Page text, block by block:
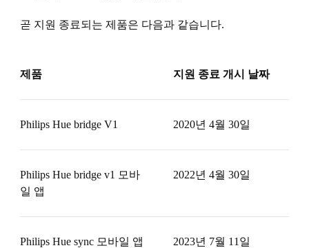
곧 지원 종료되는 제품은 다음과 같습니다.
제품 지원 종료 개시 날짜
Philips Hue bridge V1 2020년 4월 30일
Philips Hue bridge v1 모바
일 앱
2022년 4월 30일
Philips Hue sync 모바일 앱 2023년 7월 11일